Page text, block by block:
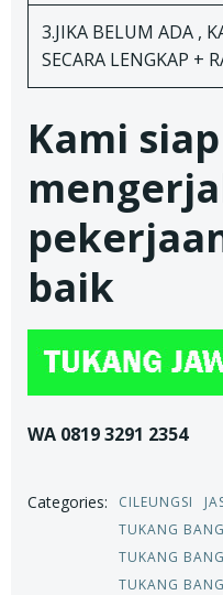
3.JIKA BELUM ADA ,
SECARA LENGKAP +
Kami siap
baik
WA 0819 3291 2354
Categories: CILEUNGSI
TUKANG
TUKANG
TUKANG